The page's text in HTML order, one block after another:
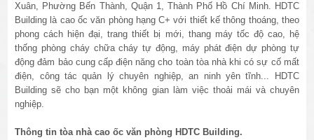
Xuân, Phường Bến Thành, Quận 1, Thành Phố Hồ Chí Minh. HDTC
Building là cao ốc văn phòng hạng C+ với thiết kế thông thoáng, theo
phong cách hiện đại, trang thiết bị mới, thang máy tốc độ cao, hệ
thống phòng cháy chữa cháy tự động, máy phát điện dự phòng tự
động đảm bảo cung cấp điện năng cho toàn tòa nhà khi có sự cố mất
điện, công tác quản lý chuyên nghiệp, an ninh yên tĩnh... HDTC
Building sẽ cho bạn một không gian làm việc thoải mái và chuyên
nghiệp.
Thông tin tòa nhà cao ốc văn phòng HDTC Building.